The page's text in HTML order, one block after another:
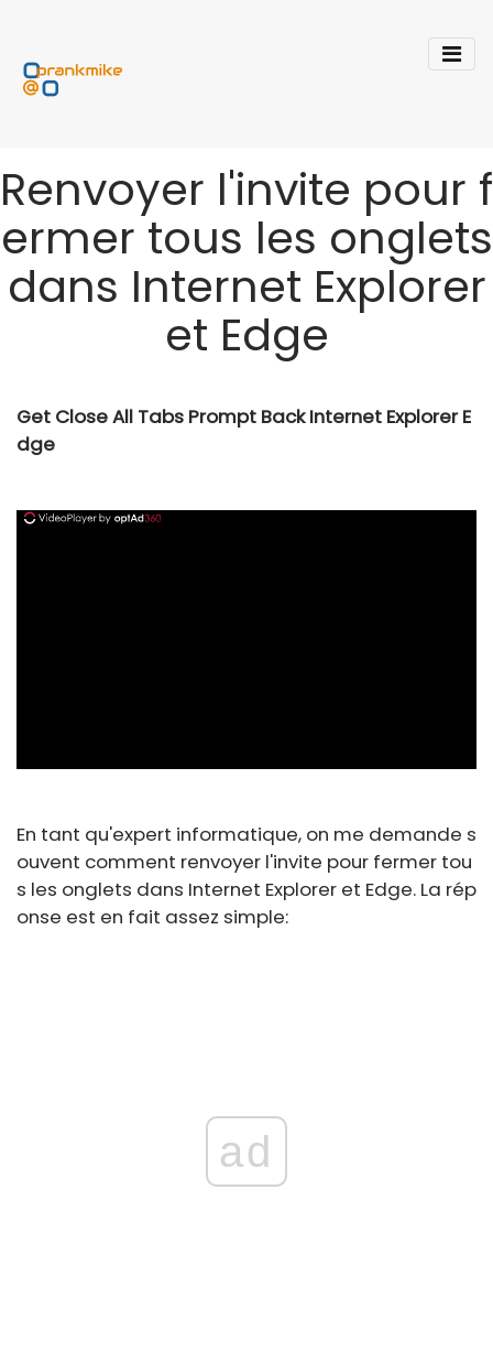
Renvoyer l'invite pour f
ermer tous les onglets
dans Internet Explorer
et Edge
Get Close All Tabs Prompt Back Internet Explorer E
dge
En tant qu'expert informatique, on me demande s
ouvent comment renvoyer l'invite pour fermer tou
s les onglets dans Internet Explorer et Edge. La rép
onse est en fait assez simple:
ad